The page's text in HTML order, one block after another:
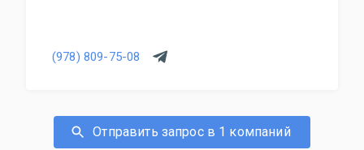
(978) 809-75-08
Отправить запрос в 1 компаний